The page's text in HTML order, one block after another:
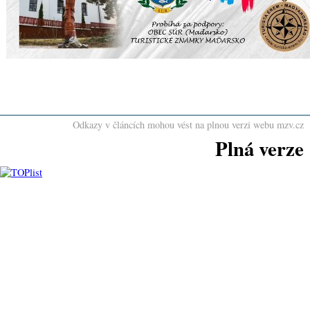
Odkazy v článcích mohou vést na plnou verzi webu mzv.cz
Plná verze